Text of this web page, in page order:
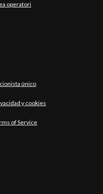
operatori
único
y cookies
of Service